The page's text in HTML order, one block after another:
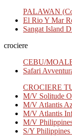
PALAWAN
El Rio Y Mar
Sangat Island
crociere
CEBU/
Safari
CROCIERE
M/V Solitude
M/V Atlantis
M/V Atlantis
M/V
S/Y Philippines